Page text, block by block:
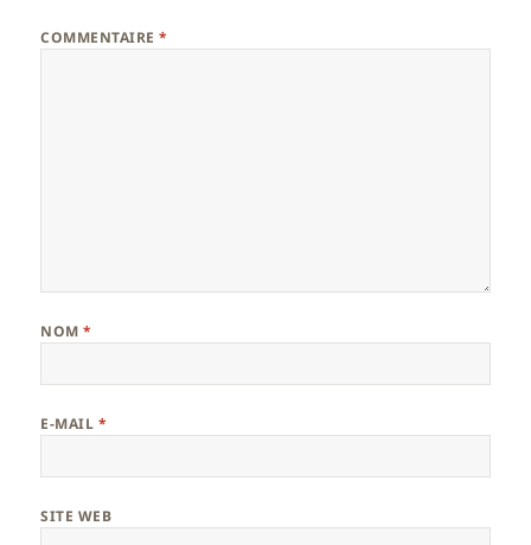
COMMENTAIRE*
NOM*
E-MAIL *
SITE WEB